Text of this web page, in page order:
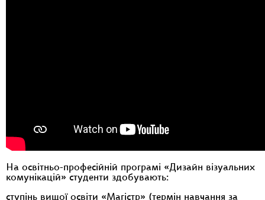
На освітньо-професійній програмі «Дизайн візуальних
комунікацій» студенти здобувають:
ступінь вищої освіти «Магістр» (термін навчання за